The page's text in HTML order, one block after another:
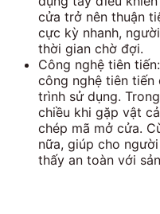
cửa trở nên thuận
cực kỳ nhanh,
thời gian chờ đợi.
Công nghệ tiên
công nghệ tiên tiến
trình sử dụng.
chiều khi gặp vật
chép mã mở cửa.
nữa, giúp cho
thấy an toàn với